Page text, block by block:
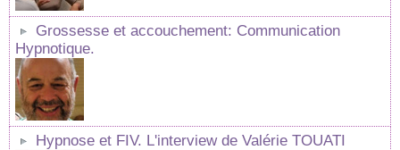
Grossesse et accouchement: Communication
Hypnotique.
Hypnose et FIV. L'interview de Valérie TOUATI